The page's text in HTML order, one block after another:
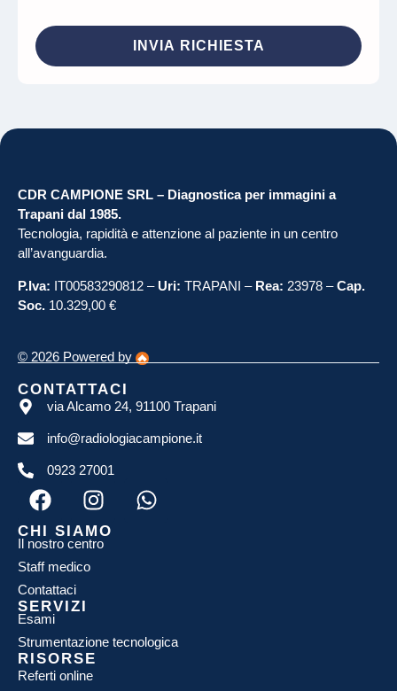
INVIA RICHIESTA
CDR CAMPIONE SRL – Diagnostica per immagini a
Trapani dal 1985.
Tecnologia, rapidità e attenzione al paziente in un centro
all’avanguardia.
P.Iva: IT00583290812 – Uri: TRAPANI – Rea: 23978 –Cap.
Soc. 10.329,00 €
© 2026 Powered by
CONTATTACI
via Alcamo 24, 91100 Trapani
info@radiologiacampione.it
0923 27001
CHI SIAMO
Il nostro centro
Staff medico
Contattaci
SERVIZI
Esami
Strumentazione tecnologica
RISORSE
Referti online